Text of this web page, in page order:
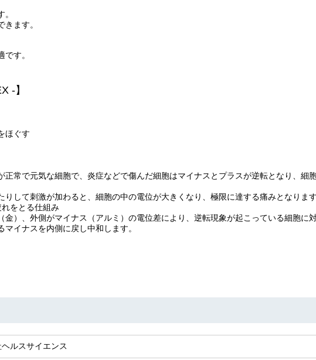
ます。
す。
-】
ほぐす
常で元気な細胞で、炎症などで傷んだ細胞はマイナスとプラスが逆転となり、細
して刺激が加わると、細胞の中の電位が大きくなり、極限に達する痛みとなります
をとる仕組み
）、外側がマイナス（アルミ）の電位差により、逆転現象が起こっている細胞に
イナスを内側に戻し中和します。
ルスサイエンス